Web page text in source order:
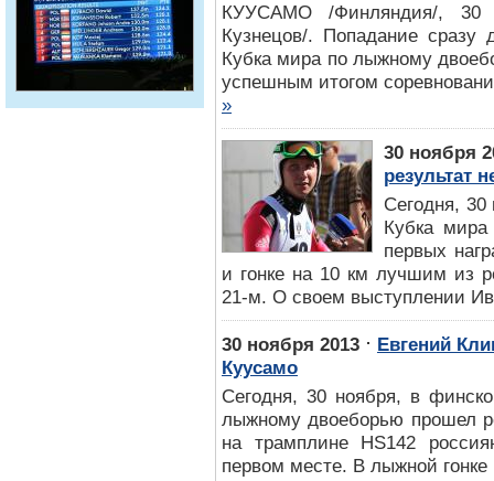
КУУСАМО /Финляндия/, 30
Кузнецов/. Попадание сразу
Кубка мира по лыжному
успешным итогом
»
30 ноября
результат
Сегодня,
Кубка
первых
и гонке на 10 км лучшим из
21-м. О своем выступлении
30 ноября 2013 ⋅ Евгений
Куусамо
Сегодня, 30 ноября, в
лыжному двоеборью прошел
на трамплине HS142
первом месте. В лыжной